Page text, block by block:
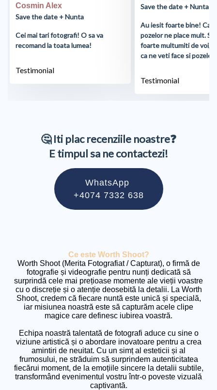
Cosmin Alex
Save the date + Nunta
Cei mai tari fotografi! O sa va
recomand la toata lumea!
Testimonial
Save the date + Nunta
Au iesit foarte bine!
pozelor ne place mult.
foarte multumiti de voi,
ca ne veti face si pozele
Testimonial
🤔 Iti plac recenziile noastre❓
E timpul sa ne contactezi!
WhatsApp
+4074 7332 638
Ce este Worth Shoot?
Worth Shoot (Merita Fotografiat / Capturat), o firmă de
fotografie și videografie pentru nunți dedicată să
surprindă cele mai prețioase momente ale vieții voastre
cu o discreție și o atenție deosebită la detalii. La Worth
Shoot, credem că fiecare nuntă este unică și specială,
iar misiunea noastră este să capturăm acele clipe
magice care definesc iubirea voastră.
Echipa noastră talentată de fotografi aduce cu sine o
viziune artistică și o abordare inovatoare pentru a crea
amintiri de neuitat. Cu un simț al esteticii și al
frumosului, ne străduim să surprindem autenticitatea
fiecărui moment, de la emoțiile sincere la detalii subtile,
transformând evenimentul vostru într-o poveste vizuală
captivantă.